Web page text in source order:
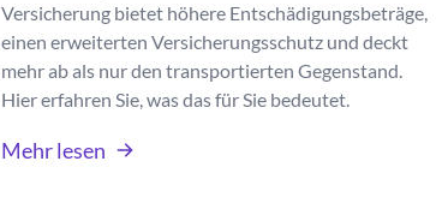
Versicherung bietet höhere Entschädigungsbeträge,
einen erweiterten Versicherungsschutz und deckt
mehr ab als nur den transportierten Gegenstand.
Hier erfahren Sie, was das für Sie bedeutet.
Mehr lesen